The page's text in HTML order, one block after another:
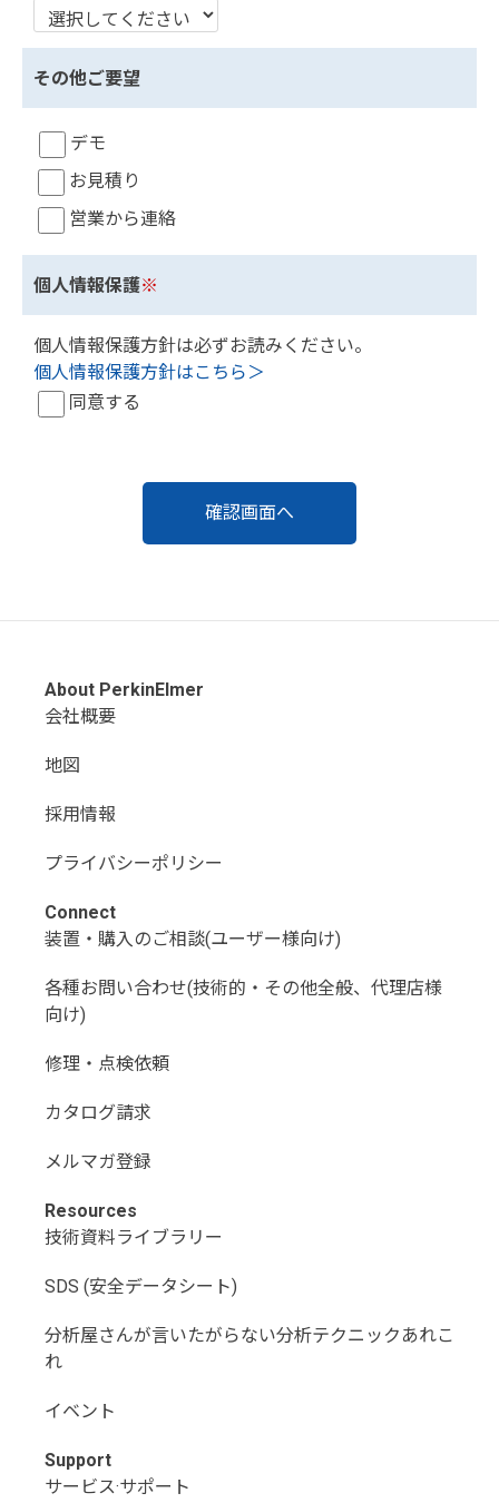
その他ご要望
デモ
お見積り
営業から連絡
個人情報保護※
個人情報保護方針は必ずお読みください。
個人情報保護方針はこちら＞
同意する
About PerkinElmer
会社概要
地図
採用情報
プライバシーポリシー
Connect
装置・購入のご相談(ユーザー様向け)
各種お問い合わせ(技術的・その他全般、代理店様
向け)
修理・点検依頼
カタログ請求
メルマガ登録
Resources
技術資料ライブラリー
SDS (安全データシート)
分析屋さんが言いたがらない分析テクニックあれこ
れ
イベント
Support
サービス·サポート